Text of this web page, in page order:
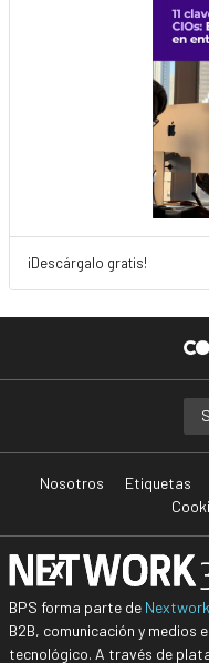
¡Descárgalo gratis!
Nosotros Etiquetas
BPS forma parte de
B2B, comunicación y medios
tecnológico. A través de